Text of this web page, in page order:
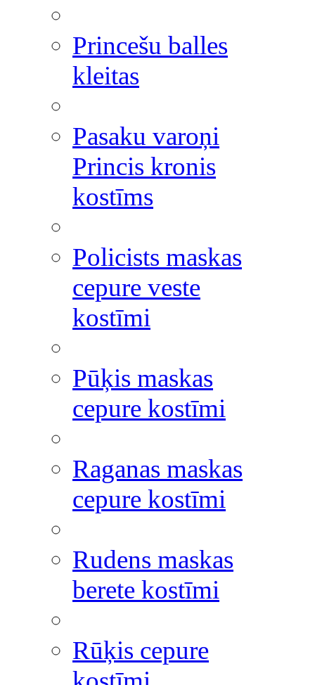
Princešu balles
kleitas
Pasaku varoņi
Princis kronis
kostīms
Policists maskas
cepure veste
kostīmi
Pūķis maskas
cepure kostīmi
Raganas maskas
cepure kostīmi
Rudens maskas
berete kostīmi
Rūķis cepure